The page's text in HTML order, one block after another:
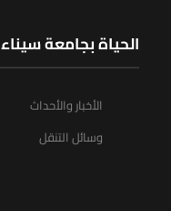
الحياة بجامعة سيناء
الأخبار والأحداث
وسائل التنقل